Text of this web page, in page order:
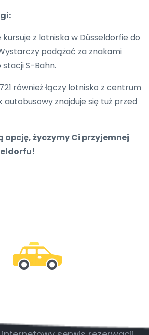
z lotniska w Düsseldorfie do
podążać za znakami
S-Bahn.
również łączy lotnisko z centrum
autobusowy znajduje się tuż przed
opcję, życzymy Ci przyjemnej